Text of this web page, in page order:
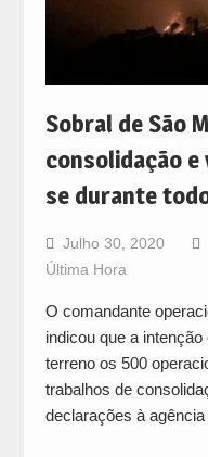
Sobral de São
consolidação
se durante
Julho 30, 2020
Última Hora
O comandante
indicou que a
terreno os 500
trabalhos de
declarações à agência